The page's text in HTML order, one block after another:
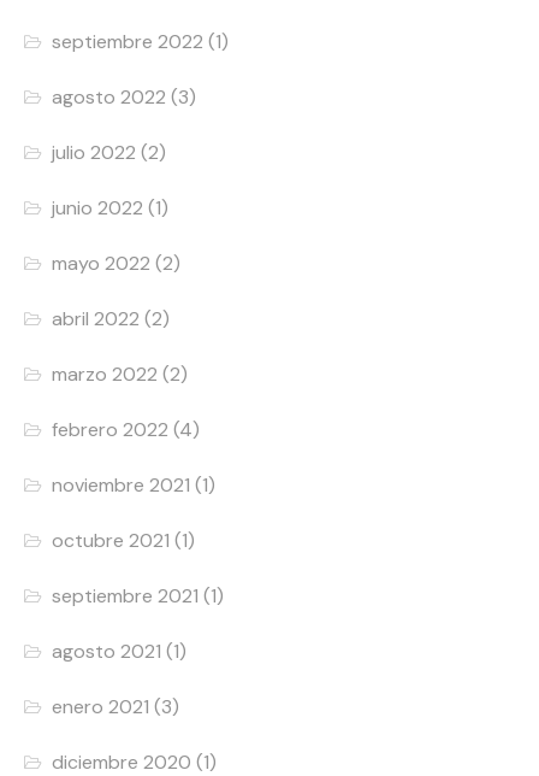
septiembre 2022 (1)
agosto 2022 (3)
julio 2022 (2)
junio 2022 (1)
mayo 2022 (2)
abril 2022 (2)
marzo 2022 (2)
febrero 2022 (4)
noviembre 2021 (1)
octubre 2021 (1)
septiembre 2021 (1)
agosto 2021 (1)
enero 2021 (3)
diciembre 2020 (1)